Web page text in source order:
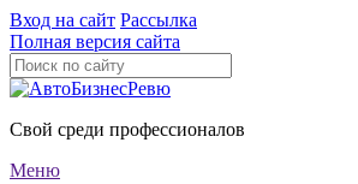
Вход на сайт Рассылка
Полная версия сайта
Свой среди профессионалов
Меню